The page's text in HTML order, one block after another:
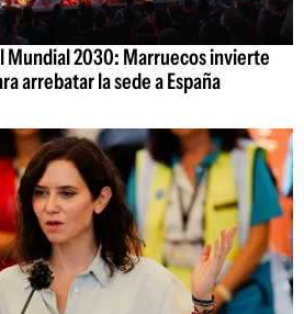
Mundial 2030: Marruecos invierte
arrebatar la sede a España